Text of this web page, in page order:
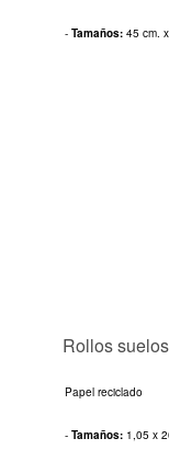
- Tamaños: 45 cm.
Rollos
Papel reciclado
- Tamaños: 1,05 x